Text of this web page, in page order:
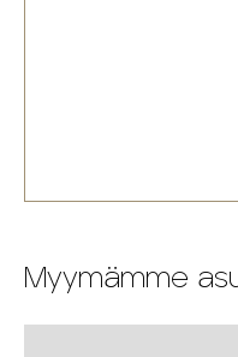
Myymämme